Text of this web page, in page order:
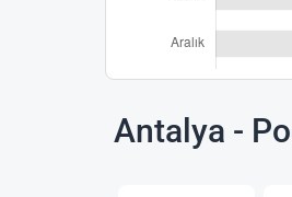
Antalya -